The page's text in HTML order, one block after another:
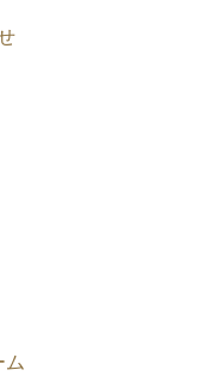
ム